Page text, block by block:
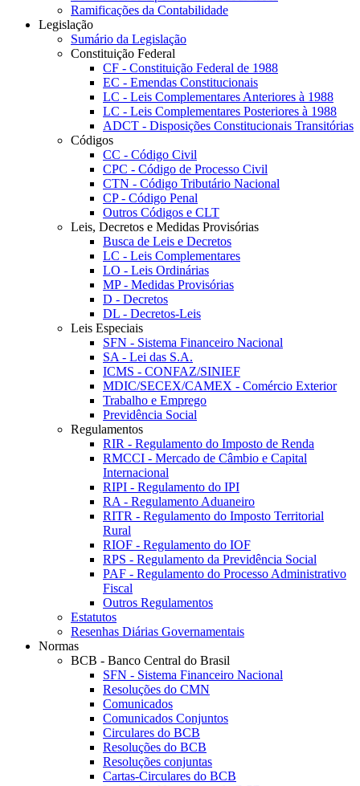
Ramificações da Contabilidade
Legislação
Sumário da Legislação
Constituição Federal
CF - Constituição Federal de 1988
EC - Emendas Constitucionais
LC - Leis Complementares Anteriores à 1988
LC - Leis Complementares Posteriores à 1988
ADCT - Disposições Constitucionais Transitórias
Códigos
CC - Código Civil
CPC - Código de Processo Civil
CTN - Código Tributário Nacional
CP - Código Penal
Outros Códigos e CLT
Leis, Decretos e Medidas Provisórias
Busca de Leis e Decretos
LC - Leis Complementares
LO - Leis Ordinárias
MP - Medidas Provisórias
D - Decretos
DL - Decretos-Leis
Leis Especiais
SFN - Sistema Financeiro Nacional
SA - Lei das S.A.
ICMS - CONFAZ/SINIEF
MDIC/SECEX/CAMEX - Comércio Exterior
Trabalho e Emprego
Previdência Social
Regulamentos
RIR - Regulamento do Imposto de Renda
RMCCI - Mercado de Câmbio e Capital
Internacional
RIPI - Regulamento do IPI
RA - Regulamento Aduaneiro
RITR - Regulamento do Imposto Territorial
Rural
RIOF - Regulamento do IOF
RPS - Regulamento da Previdência Social
PAF - Regulamento do Processo Administrativo
Fiscal
Outros Regulamentos
Estatutos
Resenhas Diárias Governamentais
Normas
BCB - Banco Central do Brasil
SFN - Sistema Financeiro Nacional
Resoluções do CMN
Comunicados
Comunicados Conjuntos
Circulares do BCB
Resoluções do BCB
Resoluções conjuntas
Cartas-Circulares do BCB